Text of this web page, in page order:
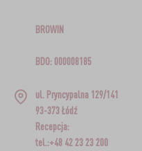
BROWIN
BDO: 000008185
ul. Pryncypalna 129/141
93-373 Łódź
Recepcja:
tel.:+48 42 23 23 200